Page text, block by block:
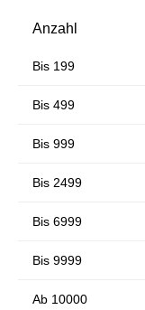
Anzahl
Bis 199
Bis 499
Bis 999
Bis 2499
Bis 6999
Bis 9999
Ab 10000